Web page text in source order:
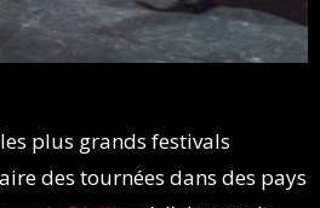
plus grands festivals
des tournées dans des pays